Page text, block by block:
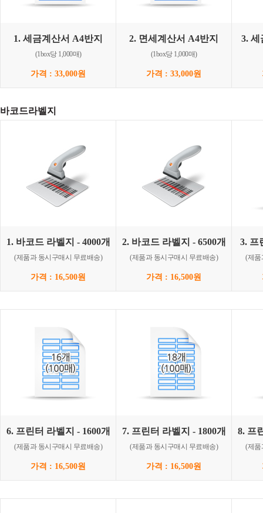
1. 세금계산서 A4반지
(1box당 1,000매)
가격 : 33,000원
2. 면세계산서 A4반지
(1box당 1,000매)
가격 : 33,000원
3. 세
바코드라벨지
1. 바코드 라벨지 - 4000개
(제품과 동시구매시 무료배송)
가격 : 16,500원
2. 바코드 라벨지 - 6500개
(제품과 동시구매시 무료배송)
가격 : 16,500원
3. 프
(제품
6. 프린터 라벨지 - 1600개
(제품과 동시구매시 무료배송)
가격 : 16,500원
7. 프린터 라벨지 - 1800개
(제품과 동시구매시 무료배송)
가격 : 16,500원
8. 프
(제품